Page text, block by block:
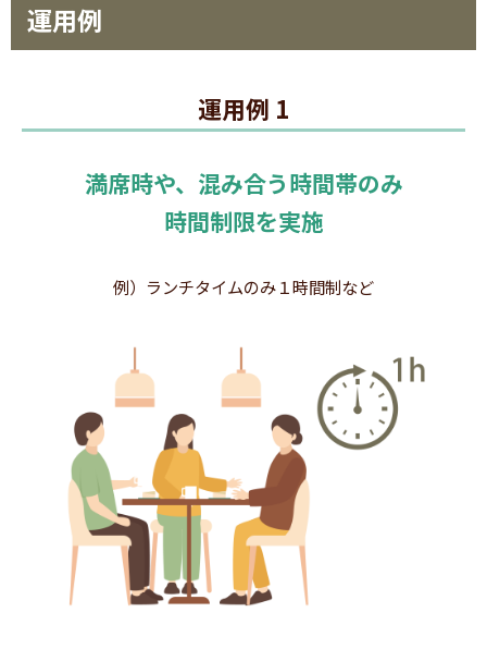
運用例
運用例 1
満席時や、混み合う時間帯のみ
時間制限を実施
例）ランチタイムのみ１時間制など